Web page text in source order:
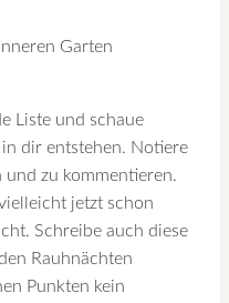
Garten
Liste und schaue
dir entstehen. Notiere
und zu kommentieren.
jetzt schon
Schreibe auch diese
Rauhnächten
Punkten kein